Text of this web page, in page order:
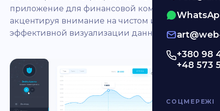
+380 98
+48 573
СОЦМЕРЕЖІ
приложение для финансовой компании,
акцентируя внимание на чистом интерфейсе и
эффективной визуализации данных.